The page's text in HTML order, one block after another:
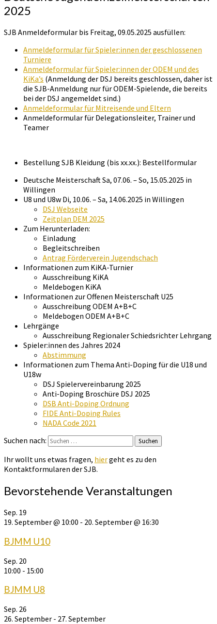
2025
SJB Anmeldeformular bis Freitag, 09.05.2025 ausfüllen:
Anmeldeformular für Spieler:innen der geschlossenen
Turniere
Anmeldeformular für Spieler:innen der ODEM und des
KiKa’s (Anmeldung der DSJ bereits geschlossen, daher ist
die SJB-Anmeldung nur für ODEM-Spielende, die bereits
bei der DSJ angemeldet sind.)
Anmeldeformular für Mitreisende und Eltern
Anmeldeformular für Delegationsleiter, Trainer und
Teamer
Bestellung SJB Kleidung (bis xx.xx.): Bestellformular
Deutsche Meisterschaft Sa, 07.06. – So, 15.05.2025 in
Willingen
U8 und U8w Di, 10.06. – Sa, 14.06.2025 in Willingen
DSJ Webseite
Zeitplan DEM 2025
Zum Herunterladen:
Einladung
Begleitschreiben
Antrag Förderverein Jugendschach
Informationen zum KiKA-Turnier
Ausschreibung KiKA
Meldebogen KiKA
Informationen zur Offenen Meisterschaft U25
Ausschreibung ODEM A+B+C
Meldebogen ODEM A+B+C
Lehrgänge
Ausschreibung Regionaler Schiedsrichter Lehrgang
Spieler:innen des Jahres 2024
Abstimmung
Informationen zum Thema Anti-Doping für die U18 und
U18w
DSJ Spielervereinbarung 2025
Anti-Doping Broschüre DSJ 2025
DSB Anti-Doping Ordnung
FIDE Anti-Doping Rules
NADA Code 2021
Suchen nach:
Suchen
Ihr wollt uns etwas fragen, hiergeht es zu den
Kontaktformularen der SJB.
Bevorstehende Veranstaltungen
Sep. 19
19. September @ 10:00 - 20. September @ 16:30
BJMM U10
Sep. 20
10:00 - 15:00
BJMM U8
Sep. 26
26. September - 27. September